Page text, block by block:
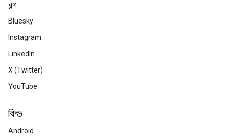
ব্লগ
Bluesky
Instagram
LinkedIn
X (Twitter)
YouTube
বিল্ড
Android